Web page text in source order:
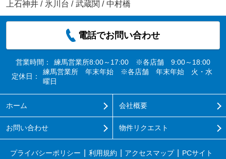
上石神井 / 氷川台 / 武蔵関 / 中村橋
電話でお問い合わせ
営業時間：
練馬営業所8:00～17:00 ※各店舗 9:00～18:00
定休日：
練馬営業所 年末年始 ※各店舗 年末年始 火・水
曜日
ホーム 会社概要
お問い合わせ 物件リクエスト
プライバシーポリシー 利用規約 アクセスマップ
PCサイト